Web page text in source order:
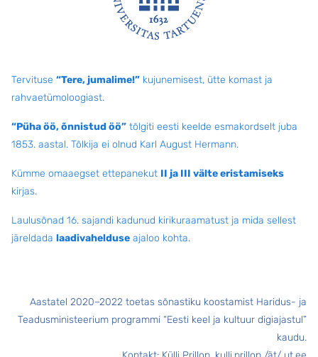
Tervituse “Tere, jumalime!” kujunemisest, ütte komast ja
rahvaetümoloogiast.
“Püha öö, õnnistud öö” tõlgiti eesti keelde esmakordselt juba
1853. aastal. Tõlkija ei olnud Karl August Hermann.
Kümme omaaegset ettepanekut II ja III välte eristamiseks
kirjas.
Laulusõnad 16. sajandi kadunud kirikuraamatust ja mida sellest
järeldada laadivahelduse ajaloo kohta.
Aastatel 2020–2022 toetas sõnastiku koostamist Haridus- ja
Teadusministeerium programmi “Eesti keel ja kultuur digiajastul”
kaudu.